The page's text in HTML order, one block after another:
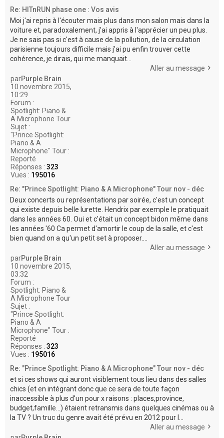
Re: HITnRUN phase one : Vos avis
Moi j'ai repris à l'écouter mais plus dans mon salon mais dans la
voiture et, paradoxalement, j'ai appris à l'apprécier un peu plus.
Je ne sais pas si c'est à cause de la pollution, de la circulation
parisienne toujours difficile mais j'ai pu enfin trouver cette
cohérence, je dirais, qui me manquait...
Aller au message
parPurple Brain
10 novembre 2015,
10:29
Forum :
Spotlight: Piano &
A Microphone Tour
Sujet :
"Prince Spotlight:
Piano & A
Microphone" Tour :
Reporté
Réponses : 323
Vues : 195016
Re: "Prince Spotlight: Piano & A Microphone" Tour nov - déc
Deux concerts ou représentations par soirée, c'est un concept
qui existe depuis belle lurette. Hendrix par exemple le pratiquait
dans les années 60. Oui et c'était un concept bidon même dans
les années '60 Ca permet d'amortir le coup de la salle, et c'est
bien quand on a qu'un petit set à proposer....
Aller au message
parPurple Brain
10 novembre 2015,
03:32
Forum :
Spotlight: Piano &
A Microphone Tour
Sujet :
"Prince Spotlight:
Piano & A
Microphone" Tour :
Reporté
Réponses : 323
Vues : 195016
Re: "Prince Spotlight: Piano & A Microphone" Tour nov - déc
et si ces shows qui auront visiblement tous lieu dans des salles
chics (et en intégrant donc que ce sera de toute façon
inaccessible à plus d'un pour x raisons : places,province,
budget,famille...) étaient retransmis dans quelques cinémas ou à
la TV ? Un truc du genre avait été prévu en 2012 pour l...
Aller au message